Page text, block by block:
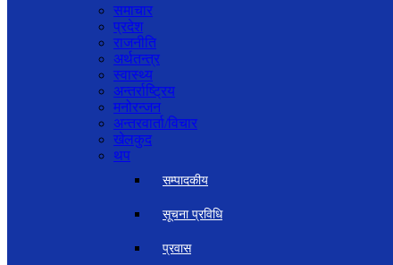
समाचार
प्रदेश
राजनीति
अर्थतन्त्र
स्वास्थ्य
अन्तर्राष्ट्रिय
मनोरन्जन
अन्तरवार्ता/विचार
खेलकुद
थप
सम्पादकीय
सूचना प्रविधि
प्रवास